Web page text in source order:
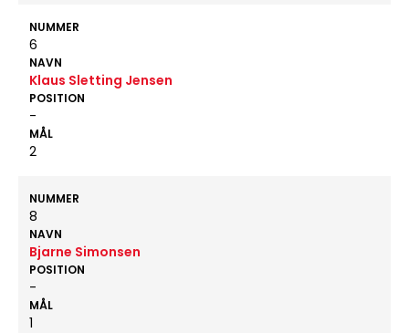
NUMMER
6
NAVN
Klaus Sletting Jensen
POSITION
-
MÅL
2
NUMMER
8
NAVN
Bjarne Simonsen
POSITION
-
MÅL
1